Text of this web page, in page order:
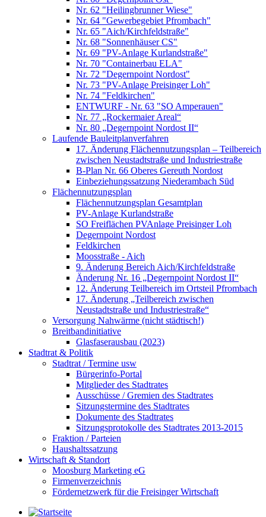
Nr. 62 "Heilingbrunner Wiese"
Nr. 64 "Gewerbegebiet Pfrombach"
Nr. 65 "Aich/Kirchfeldstraße"
Nr. 68 "Sonnenhäuser CS"
Nr. 69 "PV-Anlage Kurlandstraße"
Nr. 70 "Containerbau ELA"
Nr. 72 "Degernpoint Nordost"
Nr. 73 "PV-Anlage Preisinger Loh"
Nr. 74 "Feldkirchen"
ENTWURF - Nr. 63 "SO Amperauen"
Nr. 77 „Rockermaier Areal“
Nr. 80 „Degernpoint Nordost II“
Laufende Bauleitplanverfahren
17. Änderung Flächennutzungsplan – Teilbereich
zwischen Neustadtstraße und Industriestraße
B-Plan Nr. 66 Oberes Gereuth Nordost
Einbeziehungssatzung Niederambach Süd
Flächennutzungsplan
Flächennutzungsplan Gesamtplan
PV-Anlage Kurlandstraße
SO Freiflächen PV­Anlage Preisinger Loh
Degernpoint Nordost
Feldkirchen
Moosstraße - Aich
9. Änderung Bereich Aich/Kirchfeldstraße
Änderung Nr. 16 „Degernpoint Nordost II“
12. Änderung Teilbereich im Ortsteil Pfrombach
17. Änderung „Teilbereich zwischen
Neustadtstraße und Industriestraße“
Versorgung Nahwärme (nicht städtisch!)
Breitbandinitiative
Glasfaserausbau (2023)
Stadtrat & Politik
Stadtrat / Termine usw
Bürgerinfo-Portal
Mitglieder des Stadtrates
Ausschüsse / Gremien des Stadtrates
Sitzungstermine des Stadtrates
Dokumente des Stadtrates
Sitzungsprotokolle des Stadtrates 2013-2015
Fraktion / Parteien
Haushaltssatzung
Wirtschaft & Standort
Moosburg Marketing eG
Firmenverzeichnis
Fördernetzwerk für die Freisinger Wirtschaft